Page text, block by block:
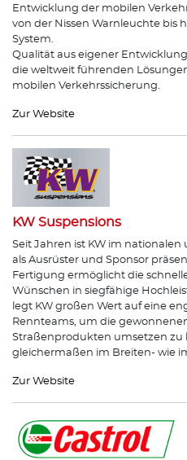
Entwicklung der mobilen
von der Nissen Warnleuchte bis
System.
Qualität aus eigener
die weltweit führenden
mobilen Verkehrssicherung.
Zur Website
KW Suspensions
Seit Jahren ist KW im
als Ausrüster und Sponsor
Fertigung ermöglicht die
Wünschen in siegfähige
legt KW großen Wert auf eine
Rennteams, um die
Straßenprodukten umsetzen zu
gleichermaßen im Breiten- wie
Zur Website